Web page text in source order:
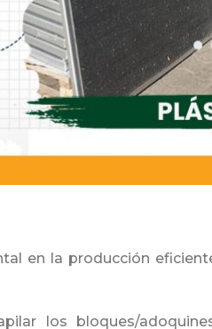
en la producción
los bloques/